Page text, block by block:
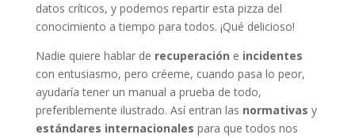
datos críticos, y podemos repartir esta pizza del
conocimiento a tiempo para todos. ¡Qué delicioso!
Nadie quiere hablar de recuperación e incidentes
con entusiasmo, pero créeme, cuando pasa lo peor,
ayudaría tener un manual a prueba de todo,
preferiblemente ilustrado. Así entran las normativas y
estándares internacionales para que todos nos